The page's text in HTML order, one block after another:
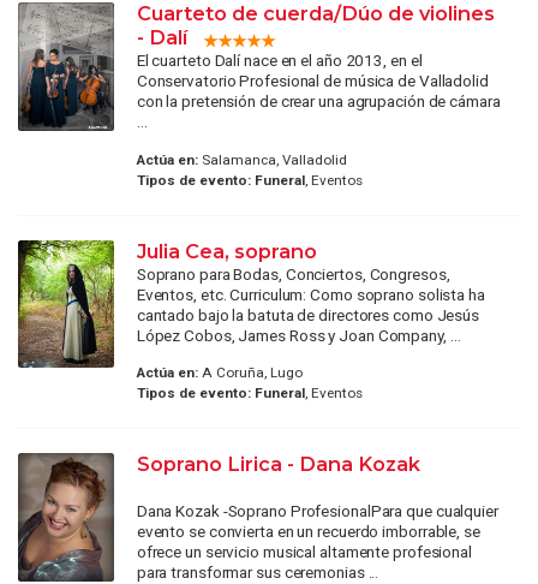
Cuarteto de cuerda/Dúo de violines
- Dalí
El cuarteto Dalí nace en el año 2013, en el
Conservatorio Profesional de música de Valladolid
con la pretensión de crear una agrupación de cámara
...
Actúa en:Salamanca, Valladolid
Tipos de evento: Funeral, Eventos
Julia Cea, soprano
Soprano para Bodas, Conciertos, Congresos,
Eventos, etc. Curriculum: Como soprano solista ha
cantado bajo la batuta de directores como Jesús
López Cobos, James Ross y Joan Company, ...
Actúa en:A Coruña, Lugo
Tipos de evento: Funeral, Eventos
Soprano Lirica - Dana Kozak
Dana Kozak -Soprano ProfesionalPara que cualquier
evento se convierta en un recuerdo imborrable, se
ofrece un servicio musical altamente profesional
para transformar sus ceremonias ...